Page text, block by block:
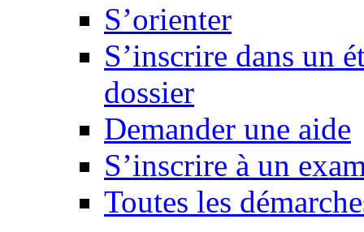
S’orienter
S’inscrire dans un
dossier
Demander une aide
S’inscrire à un
Toutes les